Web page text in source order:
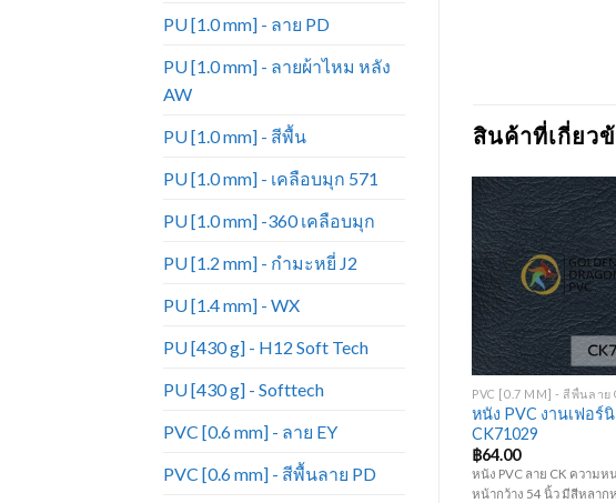
PU [1.0 mm] - ลาย PD
PU [1.0 mm] - ลายผ้าไหม หลัง
AW
PU [1.0 mm] - สีพื้น
PU [1.0 mm] - เคลือบมุก 571
PU [1.0 mm] -360 เคลือบมุก
PU [1.2 mm] - กำมะหยี่ J2
PU [1.4 mm] - WX
PU [430 g] - H12 Soft Tech
PU [430 g] - Softtech
PVC [0.6 mm] - ลาย EY
PVC [0.6 mm] - สีพื้นลาย PD
สินค้าที่เกี่ยว
+
PVC [0.7 MM] - สีพื้นลาย
หนัง PVC งานเฟอร์นิ
CK71029
฿64.00
หนัง PVC ลาย CK ความห
หน้ากว้าง 54 นิ้ว มีสีหลาก
Add to
PVC [0.7 MM] - ลาย PN สีพื้น
มาก หนังเทียม_PN708
หนัง PVC สีพื้น ลาย PN ความหนา
+
PVC [0.6 MM] - ลาย EY
หนัง PVC ลาย EY ความหนา 0.6 มิล